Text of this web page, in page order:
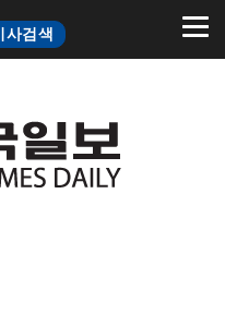
사검색